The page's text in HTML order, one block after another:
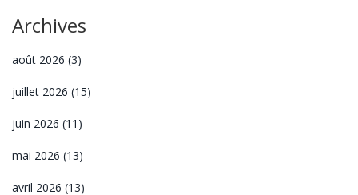
Archives
août 2026 (3)
juillet 2026 (15)
juin 2026 (11)
mai 2026 (13)
avril 2026 (13)